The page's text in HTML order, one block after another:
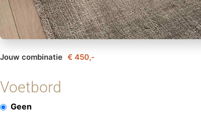
Jouw combinatie € 450,-
Voetbord
Geen